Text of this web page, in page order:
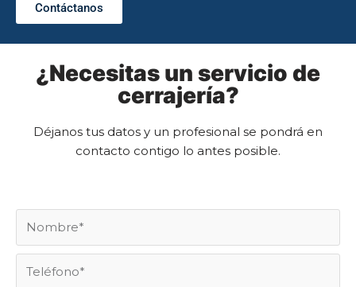
Contáctanos
¿Necesitas un servicio de
cerrajería?
Déjanos tus datos y un profesional se pondrá en
contacto contigo lo antes posible.